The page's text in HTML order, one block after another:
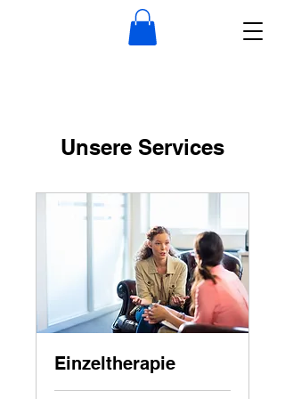
Unsere Services
Einzeltherapie